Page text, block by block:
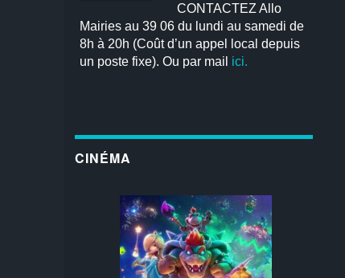
CONTACTEZ Allo
Mairies au 39 06 du lundi au samedi de
8h à 20h (Coût d’un appel local depuis
un poste fixe). Ou par mail ici.
CINÉMA